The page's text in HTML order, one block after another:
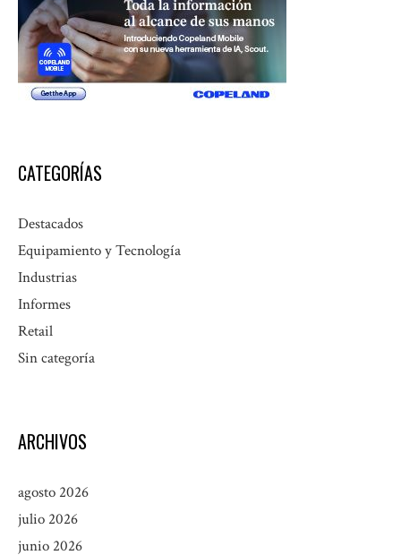
CATEGORÍAS
Destacados
Equipamiento y Tecnología
Industrias
Informes
Retail
Sin categoría
ARCHIVOS
agosto 2026
julio 2026
junio 2026